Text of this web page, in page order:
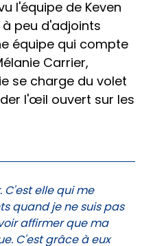
l'équipe de Keven
peu d'adjoints
équipe qui compte
Carrier,
se charge du volet
l'œil ouvert sur les
C'est elle qui me
quand je ne suis pas
affirmer que ma
C'est grâce à eux